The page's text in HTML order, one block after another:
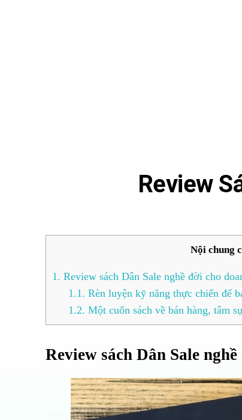
Review
Nội chung
1. Review sách Dân Sale nghề đời cho
1.1. Rèn luyện kỹ năng thực chiến để
1.2. Một cuốn sách về bán hàng, tâm
Review sách Dân Sale